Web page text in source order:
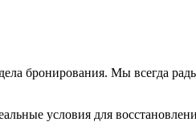
бронирования. Мы всегда
условия для